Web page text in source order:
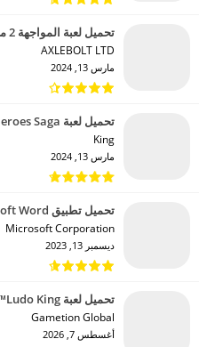
تحميل لعبة المواجهة 2 مهكرة للاندرويد 2024
AXLEBOLT LTD‏
مارس 13, 2024
تحميل لعبة Farm Heroes Saga مهكرة للاندرويد 2024
King‏
مارس 13, 2024
تحميل تطبيق Microsoft Word مهكر للاندرويد 2024
Microsoft Corporation‏
ديسمبر 13, 2023
تحميل لعبة Ludo King™ مهكرة للاندرويد 2024
Gametion Global‏
أغسطس 7, 2026